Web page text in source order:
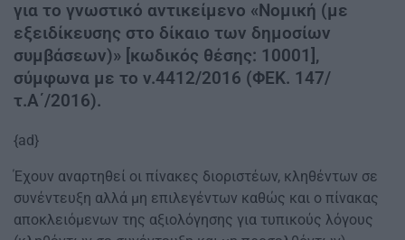
για το γνωστικό αντικείμενο «Νομική (με
εξειδίκευσης στο δίκαιο των δημοσίων
συμβάσεων)» [κωδικός θέσης: 10001],
σύμφωνα με το ν.4412/2016 (ΦΕΚ. 147/
τ.Α΄/2016).
{ad}
Έχουν αναρτηθεί οι πίνακες διοριστέων, κληθέντων σε
συνέντευξη αλλά μη επιλεγέντων καθώς και ο πίνακας
αποκλειόμενων της αξιολόγησης για τυπικούς λόγους